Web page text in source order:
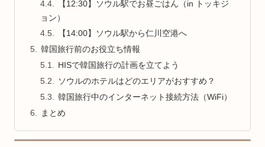
【12:30】ソウル駅でお昼ごはん（in トッキジ
ョン）
【14:00】ソウル駅から仁川空港へ
韓国旅行前のお役立ち情報
HISで韓国旅行の計画を立てよう
ソウルのホテルはどのエリアがおすすめ？
韓国旅行中のインターネット接続方法（WiFi）
まとめ